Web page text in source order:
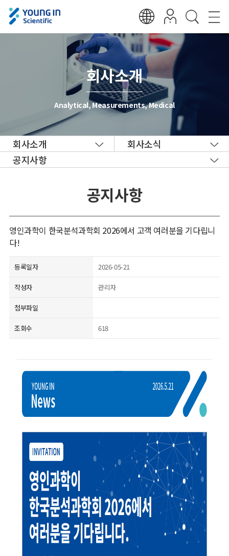
회사소개
Analytical, Measurements, Medical
회사소개
회사소식
공지사항
공지사항
영인과학이 한국분석과학회 2026에서 고객 여러분을 기다립니
다!
등록일자 2026-05-21
작성자 관리자
첨부파일
조회수 618